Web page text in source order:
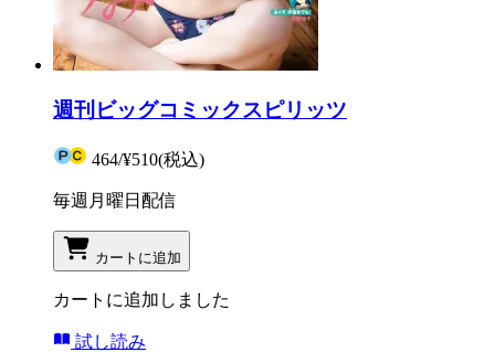
週刊ビッグコミックスピリッツ
464/¥510(税込)
毎週月曜日配信
カートに追加
カートに追加しました
試し読み